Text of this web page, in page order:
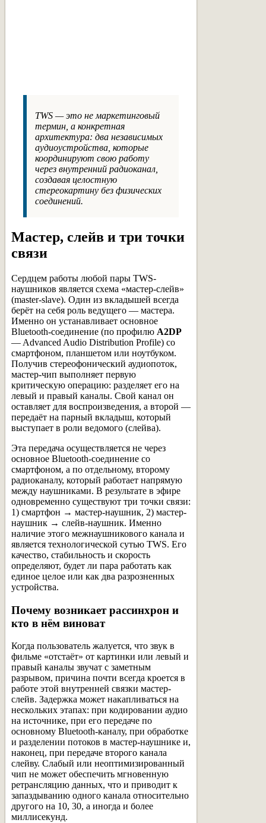
TWS — это не маркетинговый
термин, а конкретная
архитектура: два независимых
аудиоустройства, которые
координируют свою работу
через внутренний радиоканал,
создавая целостную
стереокартину без физических
соединений.
Мастер, слейв и три точки
связи
Сердцем работы любой пары TWS-
наушников является схема «мастер-слейв»
(master-slave). Один из вкладышей всегда
берёт на себя роль ведущего — мастера.
Именно он устанавливает основное
Bluetooth-соединение (по профилю A2DP
— Advanced Audio Distribution Profile) со
смартфоном, планшетом или ноутбуком.
Получив стереофонический аудиопоток,
мастер-чип выполняет первую
критическую операцию: разделяет его на
левый и правый каналы. Свой канал он
оставляет для воспроизведения, а второй —
передаёт на парный вкладыш, который
выступает в роли ведомого (слейва).
Эта передача осуществляется не через
основное Bluetooth-соединение со
смартфоном, а по отдельному, второму
радиоканалу, который работает напрямую
между наушниками. В результате в эфире
одновременно существуют три точки связи:
1) смартфон → мастер-наушник, 2) мастер-
наушник → слейв-наушник. Именно
наличие этого межнаушникового канала и
является технологической сутью TWS. Его
качество, стабильность и скорость
определяют, будет ли пара работать как
единое целое или как два разрозненных
устройства.
Почему возникает рассинхрон и
кто в нём виноват
Когда пользователь жалуется, что звук в
фильме «отстаёт» от картинки или левый и
правый каналы звучат с заметным
разрывом, причина почти всегда кроется в
работе этой внутренней связки мастер-
слейв. Задержка может накапливаться на
нескольких этапах: при кодировании аудио
на источнике, при его передаче по
основному Bluetooth-каналу, при обработке
и разделении потоков в мастер-наушнике и,
наконец, при передаче второго канала
слейву. Слабый или неоптимизированный
чип не может обеспечить мгновенную
ретрансляцию данных, что и приводит к
запаздыванию одного канала относительно
другого на 10, 30, а иногда и более
миллисекунд.